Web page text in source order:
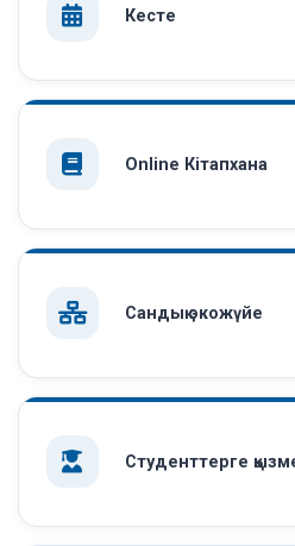
Кесте
Online Кітапхана
Сандық экожүйе
Студенттерге